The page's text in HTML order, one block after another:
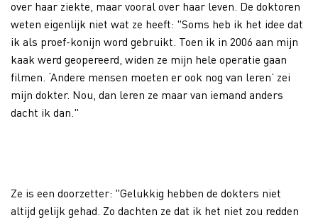
over haar ziekte, maar vooral over haar leven. De doktoren
weten eigenlijk niet wat ze heeft: "Soms heb ik het idee dat
ik als proef-konijn word gebruikt. Toen ik in 2006 aan mijn
kaak werd geopereerd, widen ze mijn hele operatie gaan
filmen. ‘Andere mensen moeten er ook nog van leren’ zei
mijn dokter. Nou, dan leren ze maar van iemand anders
dacht ik dan."
Ze is een doorzetter: "Gelukkig hebben de dokters niet
altijd gelijk gehad. Zo dachten ze dat ik het niet zou redden